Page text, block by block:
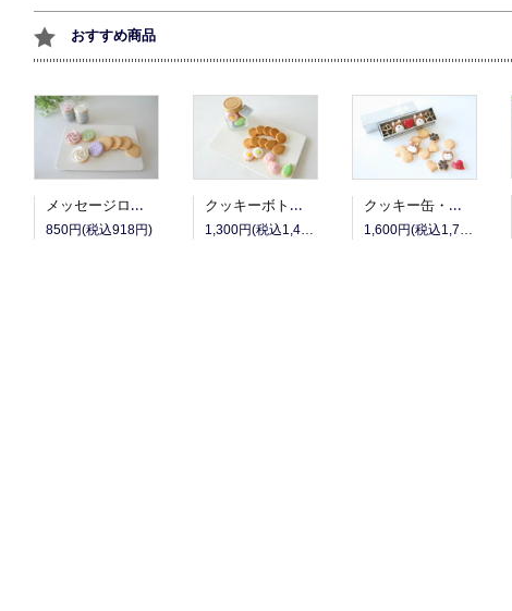
おすすめ商品
メッセージローズ
850円(税込918円)
クッキーボトル・フラワー（アイシング・発酵バターのクッキー）
1,300円(税込1,404円)
クッキー缶・ワンコ（Ａ）